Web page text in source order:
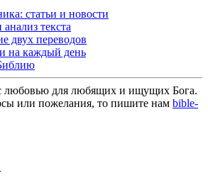
статьи и новости
текста
двух переводов
на каждый день
любовью для любящих и ищущих Бога.
или пожелания, то пишите нам bible-